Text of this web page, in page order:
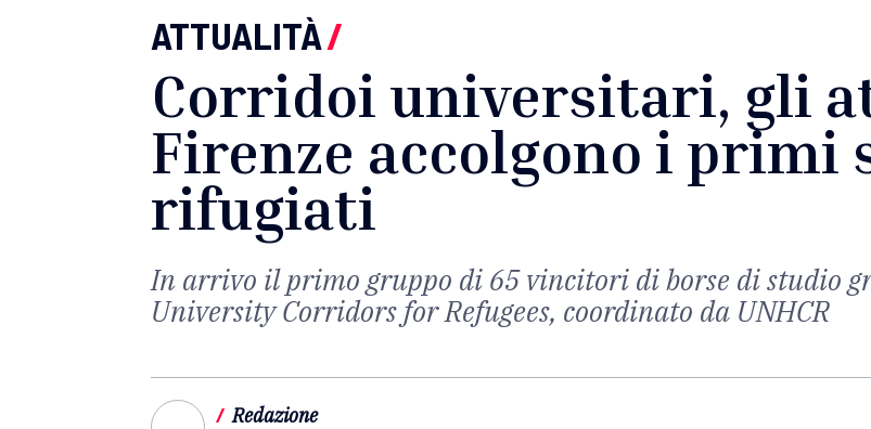
ATTUALITÀ/
Corridoi universitari, gli
Firenze accolgono i primi
rifugiati
In arrivo il primo gruppo di 65 vincitori di borse di studio
University Corridors for Refugees, coordinato da UNHCR
/ Redazione